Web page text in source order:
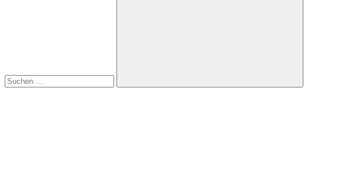
Suchen